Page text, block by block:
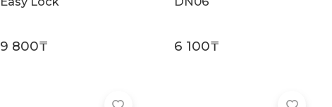
9 800₸ 6 100₸